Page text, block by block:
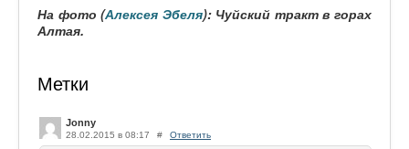
На фото (Алексея Эбеля): Чуйский тракт в горах
Алтая.
Метки
Jonny
28.02.2015 в 08:17 # Ответить